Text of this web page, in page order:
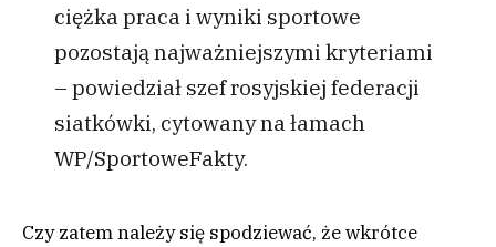
ciężka praca i wyniki sportowe
pozostają najważniejszymi kryteriami
– powiedział szef rosyjskiej federacji
siatkówki, cytowany na łamach
WP/SportoweFakty.
Czy zatem należy się spodziewać, że wkrótce